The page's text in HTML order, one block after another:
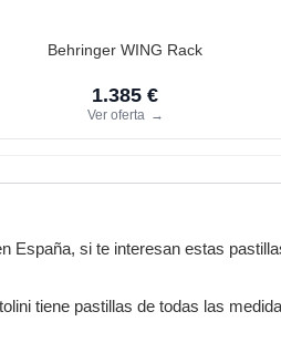
Behringer WING Rack
1.385 €
Ver oferta →
España, si te interesan estas
tiene pastillas de todas las